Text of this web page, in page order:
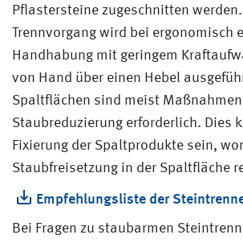
Pflastersteine zugeschnitten werden.
Trennvorgang wird bei ergonomisch
Handhabung mit geringem
von Hand über einen Hebel
Spaltflächen sind meist
Staubreduzierung erforderlich. Dies
Fixierung der Spaltprodukte sein,
Staubfreisetzung in der Spaltfläche
Empfehlungsliste der
Bei Fragen zu staubarmen